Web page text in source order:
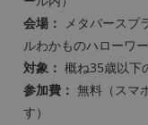
会場： メタバースプ
ルわかものハローワー
対象： 概ね35歳以下
参加費： 無料（スマ
す）